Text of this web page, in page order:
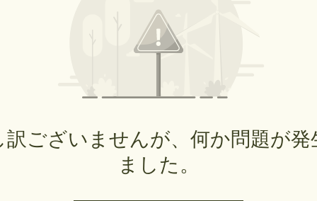
訳ございませんが、何か問題が発
ました。